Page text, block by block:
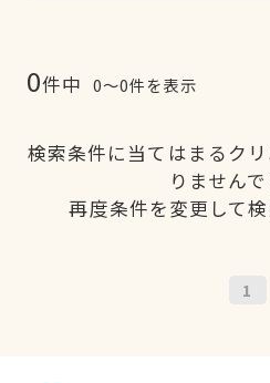
0件中 0〜0件を表示
検索条件に当てはまるク
りませんで
再度条件を変更して検
1